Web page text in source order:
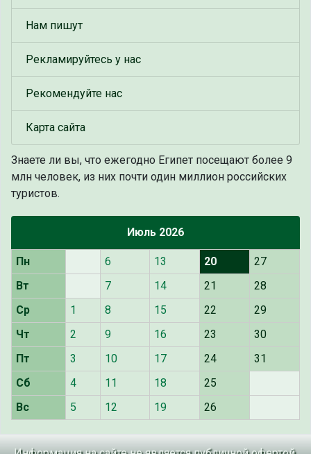
Нам пишут
Рекламируйтесь у нас
Рекомендуйте нас
Карта сайта
Знаете ли вы, что ежегодно Египет посещают более 9
млн человек, из них почти один миллион российских
туристов.
Июль 2026
Пн 6 13 20
27
Вт
7 14 21
28
Ср
1 8 15 22
29
Чт
2 9 16 23
30
Пт
3 10 17 24
31
Сб
4 11 18
25
Вс
5 12 19 26